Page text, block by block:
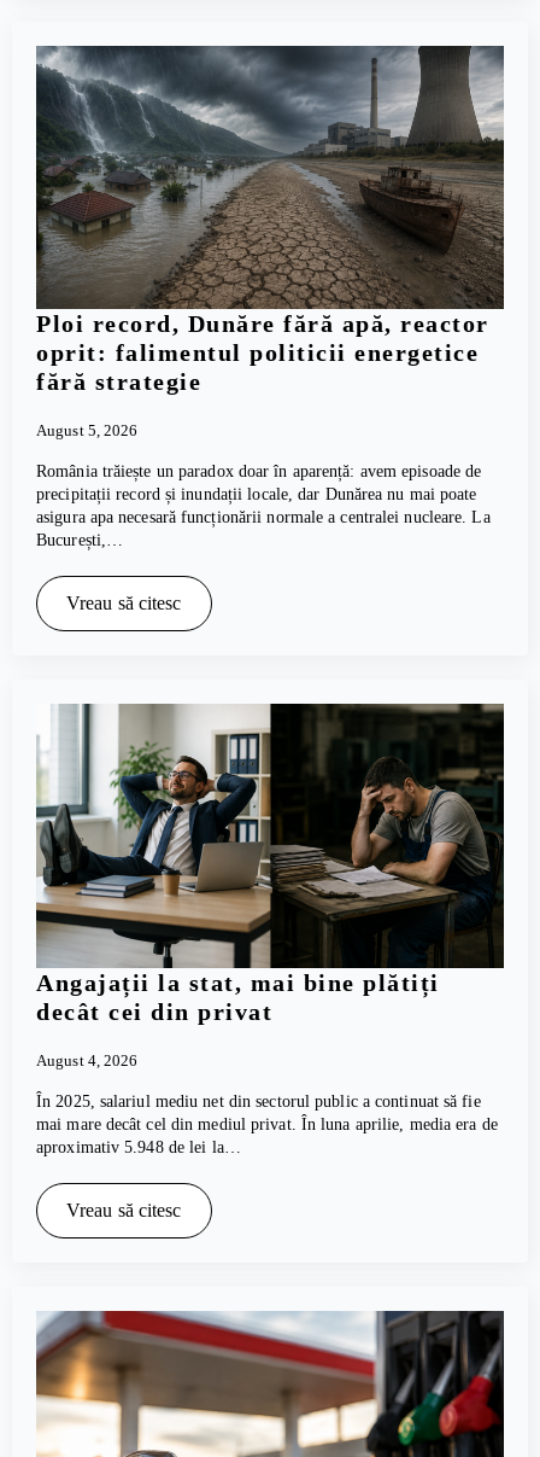
Ploi record, Dunăre fără apă, reactor
oprit: falimentul politicii energetice
fără strategie
August 5, 2026
România trăiește un paradox doar în aparență: avem episoade de
precipitații record și inundații locale, dar Dunărea nu mai poate
asigura apa necesară funcționării normale a centralei nucleare. La
București,…
Vreau să citesc
Angajații la stat, mai bine plătiți
decât cei din privat
August 4, 2026
În 2025, salariul mediu net din sectorul public a continuat să fie
mai mare decât cel din mediul privat. În luna aprilie, media era de
aproximativ 5.948 de lei la…
Vreau să citesc